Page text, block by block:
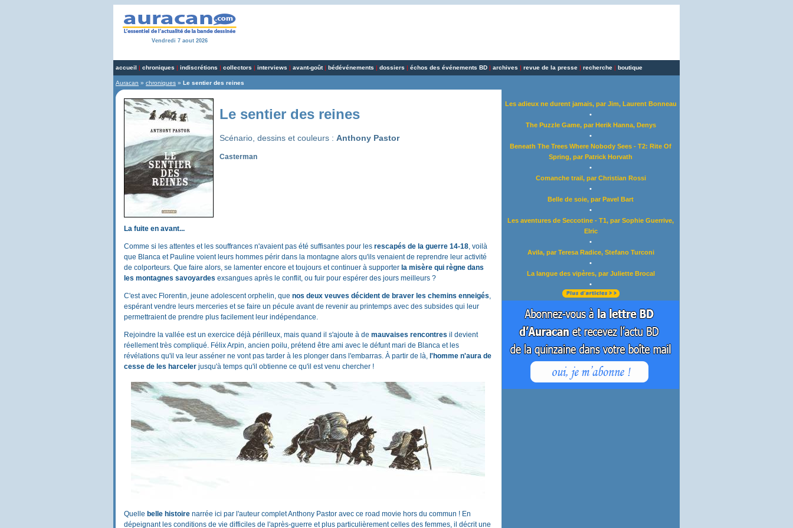
Vendredi 7 aout 2026
accueil | chroniques | indiscrétions | collectors | interviews | avant-goût| bédévénements | dossiers | échos des événements BD | archives | revue de la presse | recherche | boutique
Auracan » chroniques » Le sentier des reines
Le sentier des reines
Scénario, dessins et couleurs : Anthony Pastor
Casterman
La fuite en avant...
Comme si les attentes et les souffrances n'avaient pas été suffisantes pour les rescapés de la guerre 14-18, voilà
que Blanca et Pauline voient leurs hommes périr dans la montagne alors qu'ils venaient de reprendre leur activité
de colporteurs. Que faire alors, se lamenter encore et toujours et continuer à supporter la misère qui règne dans
les montagnes savoyardes exsangues après le conflit, ou fuir pour espérer des jours meilleurs ?
C'est avec Florentin, jeune adolescent orphelin, que nos deux veuves décident de braver les chemins enneigés,
espérant vendre leurs merceries et se faire un pécule avant de revenir au printemps avec des subsides qui leur
permettraient de prendre plus facilement leur indépendance.
Rejoindre la vallée est un exercice déjà périlleux, mais quand il s'ajoute à de mauvaises rencontres il devient
réellement très compliqué. Félix Arpin, ancien poilu, prétend être ami avec le défunt mari de Blanca et les
révélations qu'il va leur asséner ne vont pas tarder à les plonger dans l'embarras. À partir de là, l'homme n'aura de
cesse de les harceler jusqu'à temps qu'il obtienne ce qu'il est venu chercher !
Quelle belle histoire narrée ici par l'auteur complet Anthony Pastor avec ce road movie hors du commun ! En
dépeignant les conditions de vie difficiles de l'après-guerre et plus particulièrement celles des femmes, il décrit une
Les adieux ne durent jamais, par Jim, Laurent Bonneau
•
The Puzzle Game, par Herik Hanna, Denys
•
Beneath The Trees Where Nobody Sees - T2: Rite Of
Spring, par Patrick Horvath
•
Comanche trail, par Christian Rossi
•
Belle de soie, par Pavel Bart
•
Les aventures de Seccotine - T1, par Sophie Guerrive,
Elric
•
Avila, par Teresa Radice, Stefano Turconi
•
La langue des vipères, par Juliette Brocal
•